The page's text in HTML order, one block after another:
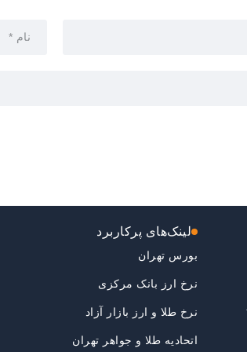
لینک‌های پرکاربرد
بورس تهران
نرخ ارز بانک مرکزی
نرخ طلا و ارز بازار آزاد
اتحادیه طلا و جواهر تهران